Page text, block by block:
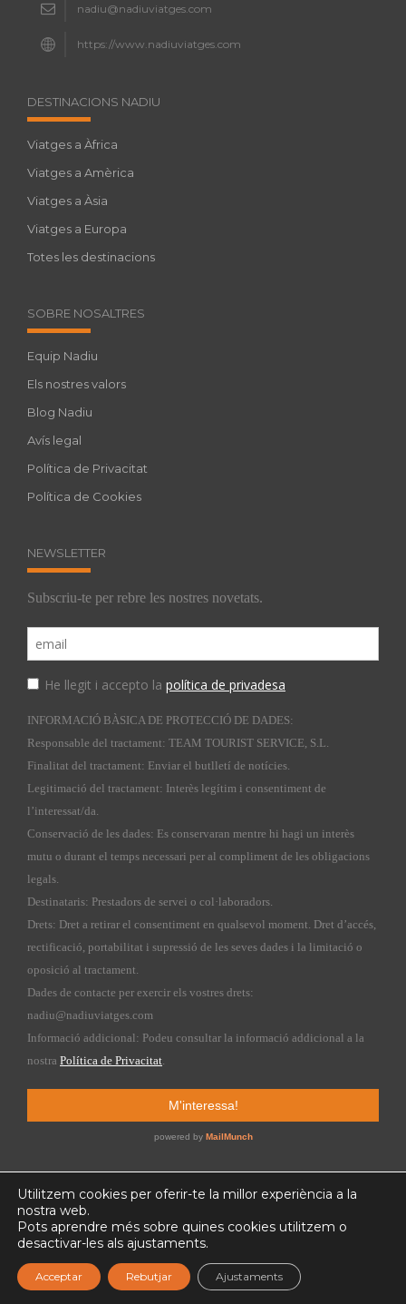
nadiu@nadiuviatges.com
https://www.nadiuviatges.com
DESTINACIONS NADIU
Viatges a Àfrica
Viatges a Amèrica
Viatges a Àsia
Viatges a Europa
Totes les destinacions
SOBRE NOSALTRES
Equip Nadiu
Els nostres valors
Blog Nadiu
Avís legal
Política de Privacitat
Política de Cookies
NEWSLETTER
Copyright © 2015 nadiuviatges.com | Web design by Kiribatis
Utilitzem cookies per oferir-te la millor experiència a la
nostra web.
Pots aprendre més sobre quines cookies utilitzem o
desactivar-les als ajustaments.
Acceptar Rebutjar Ajustaments